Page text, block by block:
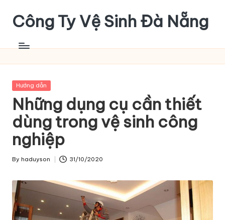
Skip
content
Công Ty Vệ Sinh Đà Nẵng
Posted
Hướng dẫn
Những dụng cụ cần thiết
dùng trong vệ sinh công
nghiệp
Posted
By haduyson 31/10/2020